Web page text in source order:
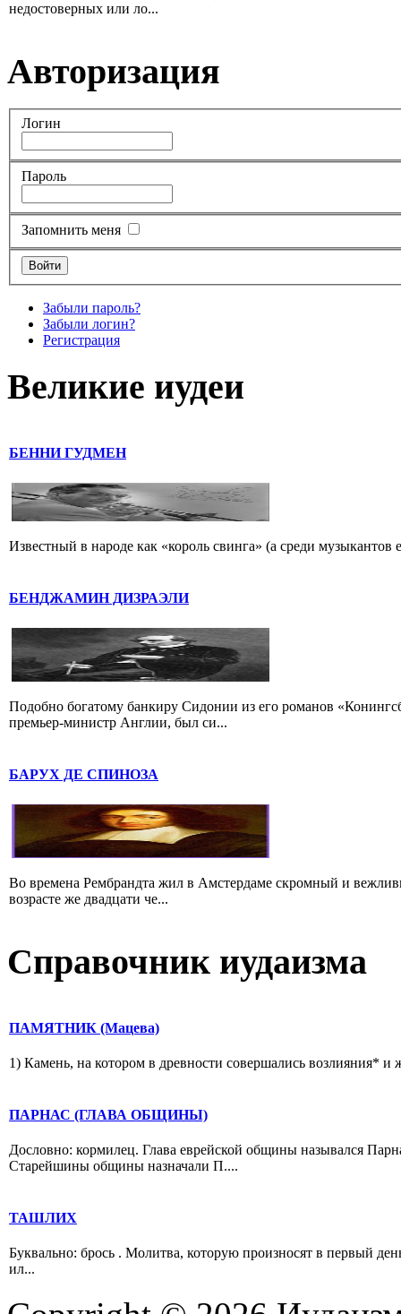
недостоверных или ло...
Авторизация
Логин
Пароль
Запомнить меня
Забыли пароль?
Забыли логин?
Регистрация
Великие иудеи
БЕННИ ГУДМЕН
Известный в народе как «король свинга» (а среди
БЕНДЖАМИН ДИЗРАЭЛИ
Подобно богатому банкиру Сидонии из его романов
премьер-министр Англии, был си...
БАРУХ ДЕ СПИНОЗА
Во времена Рембрандта жил в Амстердаме скромный и
возрасте же двадцати че...
Справочник иудаизма
ПАМЯТНИК (Мацева)
1) Камень, на котором в древности совершались возлияния*
ПАРНАС (ГЛАВА ОБЩИНЫ)
Дословно: кормилец. Глава еврейской общины назывался
Старейшины общины назначали П....
ТАШЛИХ
Буквально: брось . Молитва, которую произносят в первый
ил...